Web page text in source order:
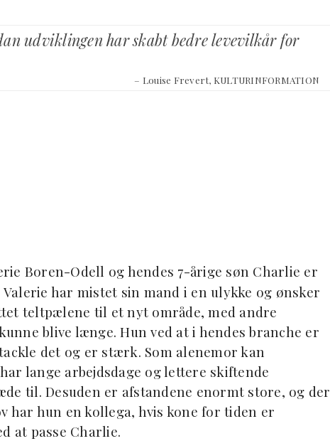
udviklingen har skabt bedre levevilkår for
– Louise Frevert, KULTURINFORMATION
Boren-Odell og hendes 7-årige søn Charlie er
har mistet sin mand i en ulykke og ønsker
teltpælene til et nyt område, med andre
blive længe. Hun ved at i hendes branche er
det og er stærk. Som alenemor kan
lange arbejdsdage og lettere skiftende
til. Desuden er afstandene enormt store, og der
har hun en kollega, hvis kone for tiden er
at passe Charlie.